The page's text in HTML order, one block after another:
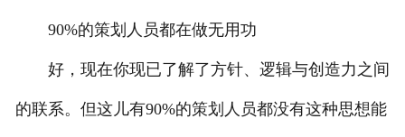
90%的策划人员都在做无用功
好，现在你现已了解了方针、逻辑与创造力之间
的联系。但这儿有90%的策划人员都没有这种思想能